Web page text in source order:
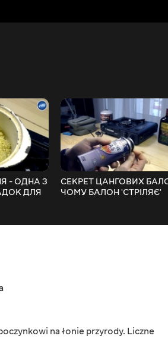
- ОДНА З
ДЛЯ
СЕКРЕТ ЦАНГОВИХ
ЧОМУ БАЛОН 'СТРІЛЯЄ'
na łonie przyrody. Liczne